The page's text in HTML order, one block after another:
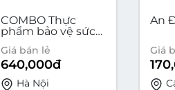
COMBO Thực
phẩm bảo vệ sức
khỏe ATICOMIA (
Dang xịt và Dang
uống) - HỖ TRỢ
ĐIỀU TRỊ VIÊM
XOANG VIÊM
Giá bán lẻ
640,000đ
Hà Nội
An
Giá